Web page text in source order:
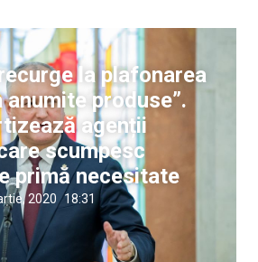
la plafonarea
produse”.
agenții
scumpesc
primă necesitate
2020 18:31